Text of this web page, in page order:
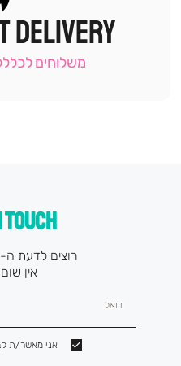
DELIVERY
משלוחים
רוצים לדעת
אין
דואל
אני מאשר/ת